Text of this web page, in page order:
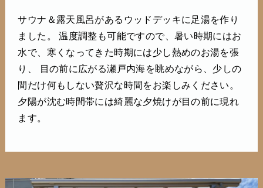
サウナ＆露天風呂があるウッドデッキに足湯を作り
ました。 温度調整も可能ですので、暑い時期にはお
水で、寒くなってきた時期には少し熱めのお湯を張
り、 目の前に広がる瀬戸内海を眺めながら、少しの
間だけ何もしない贅沢な時間をお楽しみください。
夕陽が沈む時間帯には綺麗な夕焼けが目の前に現れ
ます。